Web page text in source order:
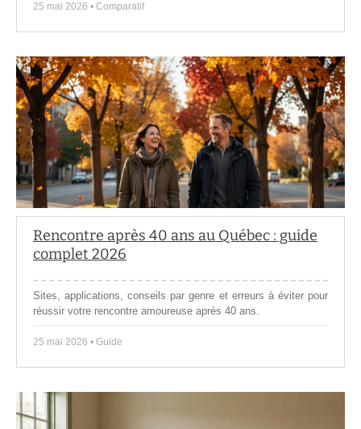
25 mai 2026 • Comparatif
Rencontre après 40 ans au Québec : guide
complet 2026
Sites, applications, conseils par genre et erreurs à éviter pour
réussir votre rencontre amoureuse après 40 ans.
25 mai 2026 • Guide